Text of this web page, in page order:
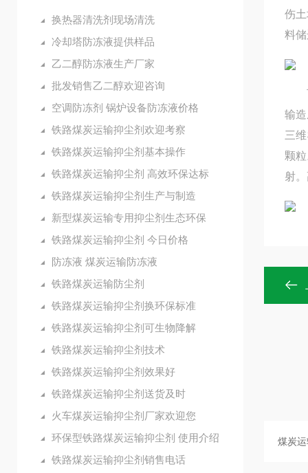
换热器清洗剂现场清洗
冷却塔防冻液提供样品
乙二醇防冻液生产厂家
批发销售乙二醇欢迎咨询
空调防冻剂 锅炉设备防冻液价格
铁路煤炭运输抑尘剂欢迎考察
铁路煤炭运输抑尘剂基本操作
铁路煤炭运输抑尘剂 高效环保达标
铁路煤炭运输抑尘剂生产与制造
新型煤炭运输专用抑尘剂生态环保
铁路煤炭运输抑尘剂 今日价格
防冻液 煤炭运输防冻液
铁路煤炭运输防尘剂
铁路煤炭运输抑尘剂换环保标准
铁路煤炭运输抑尘剂可生物降解
铁路煤炭运输抑尘剂技术
铁路煤炭运输抑尘剂效果好
铁路煤炭运输抑尘剂送货及时
火车煤炭运输抑尘剂厂家欢迎您
环保型铁路煤炭运输抑尘剂 使用介绍
铁路煤炭运输抑尘剂销售电话
伤
料
可
输
三
颗
射